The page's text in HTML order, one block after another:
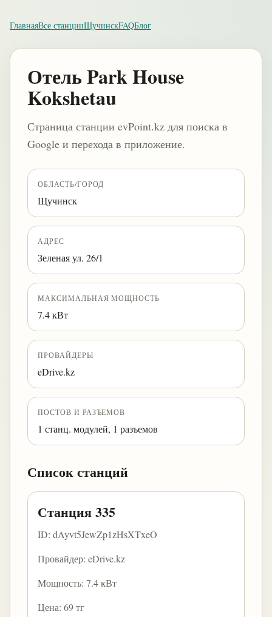
ГлавнаяВсе станцииЩучинскFAQБлог
Отель Park House
Kokshetau
Страница станции evPoint.kz для поиска в
Google и перехода в приложение.
ОБЛАСТЬ/ГОРОД
Щучинск
АДРЕС
Зеленая ул. 26/1
МАКСИМАЛЬНАЯ МОЩНОСТЬ
7.4 кВт
ПРОВАЙДЕРЫ
eDrive.kz
ПОСТОВ И РАЗЪЕМОВ
1 станц. модулей, 1 разъемов
Список станций
Станция 335
ID: dAyvt5JewZp1zHsXTxeO
Провайдер: eDrive.kz
Мощность: 7.4 кВт
Цена: 69 тг